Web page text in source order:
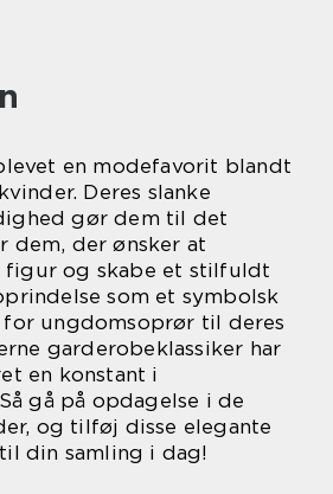
en modefavorit blandt
Deres slanke
gør dem til det
dem, der ønsker at
figur og skabe et stilfuldt
som et symbolsk
ungdomsoprør til deres
garderobeklassiker har
en konstant i
gå på opdagelse i de
og tilføj disse elegante
din samling i dag!